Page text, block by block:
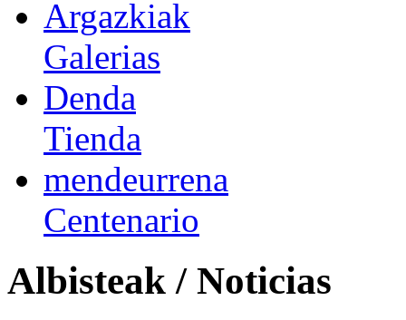
Argazkiak
Galerias
Denda
Tienda
mendeurrena
Centenario
Albisteak / Noticias